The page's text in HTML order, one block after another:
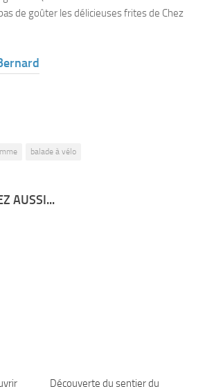
de goûter les délicieuses frites de Chez
balade à vélo
AUSSI...
Découverte du sentier du